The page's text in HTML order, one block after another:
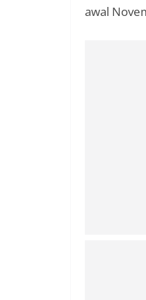
awal